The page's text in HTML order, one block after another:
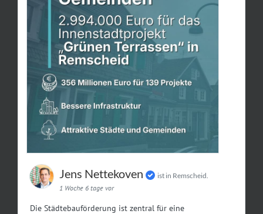
Jens Nettekoven
ist in Remscheid.
1 Woche 6 tage vor
Die Städtebauförderung ist zentral für eine